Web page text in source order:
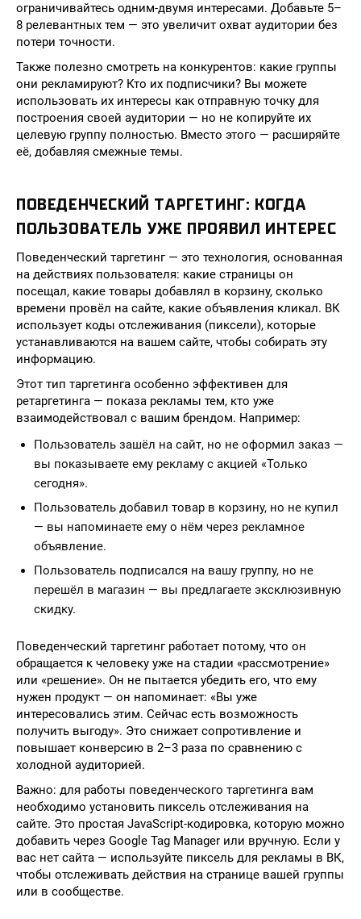
ограничивайтесь одним-двумя интересами. Добавьте 5–
8 релевантных тем — это увеличит охват аудитории без
потери точности.
Также полезно смотреть на конкурентов: какие группы
они рекламируют? Кто их подписчики? Вы можете
использовать их интересы как отправную точку для
построения своей аудитории — но не копируйте их
целевую группу полностью. Вместо этого — расширяйте
её, добавляя смежные темы.
ПОВЕДЕНЧЕСКИЙ ТАРГЕТИНГ: КОГДА
ПОЛЬЗОВАТЕЛЬ УЖЕ ПРОЯВИЛ ИНТЕРЕС
Поведенческий таргетинг — это технология, основанная
на действиях пользователя: какие страницы он
посещал, какие товары добавлял в корзину, сколько
времени провёл на сайте, какие объявления кликал. ВК
использует коды отслеживания (пиксели), которые
устанавливаются на вашем сайте, чтобы собирать эту
информацию.
Этот тип таргетинга особенно эффективен для
ретаргетинга — показа рекламы тем, кто уже
взаимодействовал с вашим брендом. Например:
Пользователь зашёл на сайт, но не оформил заказ —
вы показываете ему рекламу с акцией «Только
сегодня».
Пользователь добавил товар в корзину, но не купил
— вы напоминаете ему о нём через рекламное
объявление.
Пользователь подписался на вашу группу, но не
перешёл в магазин — вы предлагаете эксклюзивную
скидку.
Поведенческий таргетинг работает потому, что он
обращается к человеку уже на стадии «рассмотрение»
или «решение». Он не пытается убедить его, что ему
нужен продукт — он напоминает: «Вы уже
интересовались этим. Сейчас есть возможность
получить выгоду». Это снижает сопротивление и
повышает конверсию в 2–3 раза по сравнению с
холодной аудиторией.
Важно: для работы поведенческого таргетинга вам
необходимо установить пиксель отслеживания на
сайте. Это простая JavaScript-кодировка, которую можно
добавить через Google Tag Manager или вручную. Если у
вас нет сайта — используйте пиксель для рекламы в ВК,
чтобы отслеживать действия на странице вашей группы
или в сообществе.